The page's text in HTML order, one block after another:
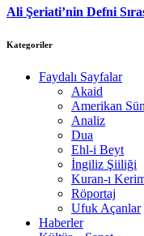
Ali Şeriati’nin Defni
Kategoriler
Faydalı Sayfalar
Akaid
Amerikan
Analiz
Dua
Ehl-i Beyt
İngiliz Şiiliği
Kuran-ı
Röportaj
Ufuk Açanlar
Haberler